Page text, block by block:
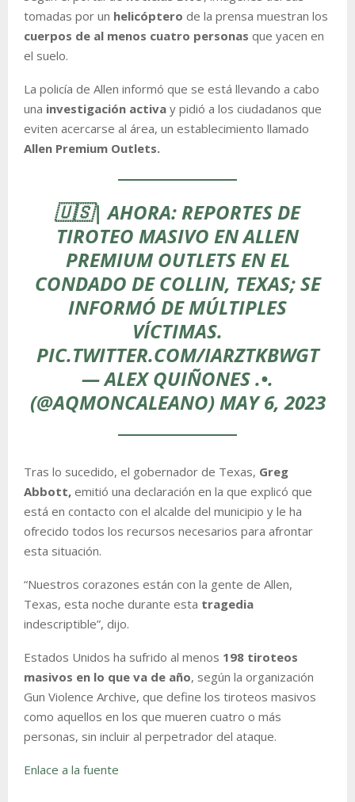
tomadas por un helicóptero de la prensa muestran los
cuerpos de al menos cuatro personas que yacen en
el suelo.
La policía de Allen informó que se está llevando a cabo
una investigación activa y pidió a los ciudadanos que
eviten acercarse al área, un establecimiento llamado
Allen Premium Outlets.
🇺🇸| AHORA: REPORTES DE
TIROTEO MASIVO EN ALLEN
PREMIUM OUTLETS EN EL
CONDADO DE COLLIN, TEXAS; SE
INFORMÓ DE MÚLTIPLES
VÍCTIMAS.
PIC.TWITTER.COM/IARZTKBWGT
— ALEX QUIÑONES .•.
(@AQMONCALEANO) MAY 6, 2023
Tras lo sucedido, el gobernador de Texas, Greg
Abbott, emitió una declaración en la que explicó que
está en contacto con el alcalde del municipio y le ha
ofrecido todos los recursos necesarios para afrontar
esta situación.
“Nuestros corazones están con la gente de Allen,
Texas, esta noche durante esta tragedia
indescriptible”, dijo.
Estados Unidos ha sufrido al menos 198 tiroteos
masivos en lo que va de año, según la organización
Gun Violence Archive, que define los tiroteos masivos
como aquellos en los que mueren cuatro o más
personas, sin incluir al perpetrador del ataque.
Enlace a la fuente